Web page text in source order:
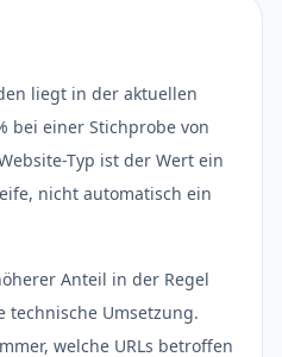
liegt in der aktuellen
bei einer Stichprobe von
Typ ist der Wert ein
nicht automatisch ein
Anteil in der Regel
technische Umsetzung.
welche URLs betroffen